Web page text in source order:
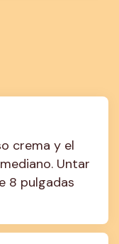
crema y el
Untar
8 pulgadas